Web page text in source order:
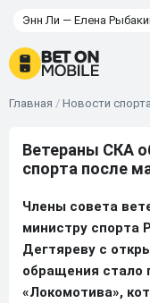
Энн Ли — Елена
Главная / Новости спорта
Ветераны СКА
спорта после
Члены совета
министру спорта
Дегтяреву с
обращения стало
«Локомотива»,